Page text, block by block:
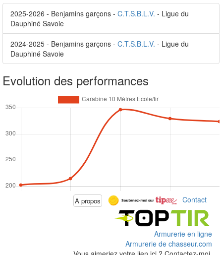
2025-2026 - Benjamins garçons - C.T.S.B.L.V. - Ligue du
Dauphiné Savoie
2024-2025 - Benjamins garçons - C.T.S.B.L.V. - Ligue du
Dauphiné Savoie
Evolution des performances
A propos Contact
Armurerie en ligne
Armurerie de chasseur.com